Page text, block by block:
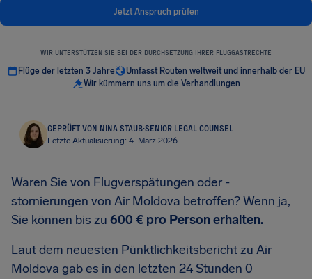
Jetzt Anspruch prüfen
WIR UNTERSTÜTZEN SIE BEI DER DURCHSETZUNG IHRER FLUGGASTRECHTE
Flüge der letzten 3 Jahre
Umfasst Routen weltweit und innerhalb der EU
Wir kümmern uns um die Verhandlungen
GEPRÜFT VON NINA STAUB·SENIOR LEGAL COUNSEL
Letzte Aktualisierung: 4. März 2026
Waren Sie von Flugverspätungen oder -
stornierungen von Air Moldova betroffen? Wenn ja,
Sie können bis zu 600 € pro Person erhalten.
Laut dem neuesten Pünktlichkeitsbericht zu Air
Moldova gab es in den letzten 24 Stunden 0